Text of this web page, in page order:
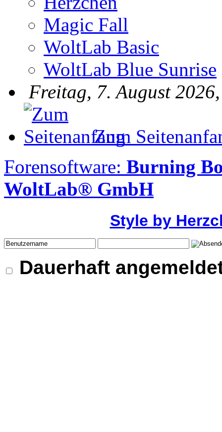
Magic Fall
WoltLab Basic
WoltLab Blue Sunrise
Freitag, 7. August
Zum
Forensoftware: Burning
WoltLab® GmbH
Style by
Dauerhaft